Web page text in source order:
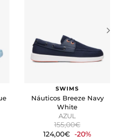
SWIMS
Náuticos Breeze Navy
White
AZUL
155,00€
124,00€ -20%
cookies desde la sección
pie de la página. También puedes
cookies